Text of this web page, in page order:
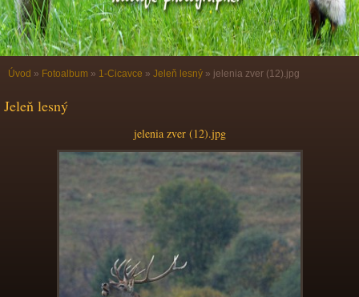
Úvod » Fotoalbum » 1-Cicavce » Jeleň lesný » jelenia zver (12).jpg
Jeleň lesný
jelenia zver (12).jpg